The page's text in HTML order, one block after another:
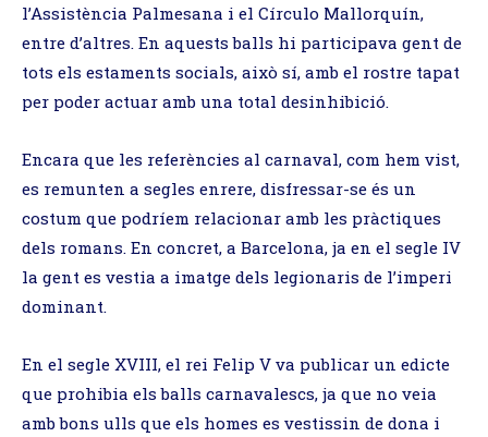
l’Assistència Palmesana i el Círculo Mallorquín,
entre d’altres. En aquests balls hi participava gent de
tots els estaments socials, això sí, amb el rostre tapat
per poder actuar amb una total desinhibició.
Encara que les referències al carnaval, com hem vist,
es remunten a segles enrere, disfressar-se és un
costum que podríem relacionar amb les pràctiques
dels romans. En concret, a Barcelona, ja en el segle IV
la gent es vestia a imatge dels legionaris de l’imperi
dominant.
En el segle XVIII, el rei Felip V va publicar un edicte
que prohibia els balls carnavalescs, ja que no veia
amb bons ulls que els homes es vestissin de dona i